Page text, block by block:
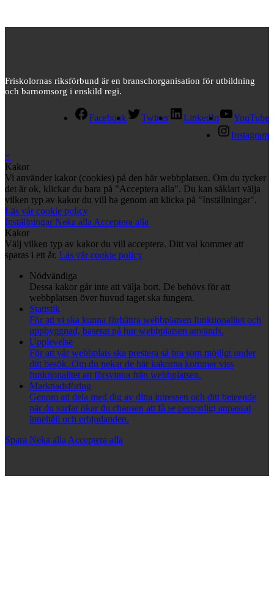
Friskolornas riksförbund är en branschorganisation för utbildning
och barnomsorg i enskild regi.
Facebook Twitter LinkedIn
YouTube
Instagram
×
Kakor
Vi använder kakor (cookies) på den här webbplatsen. Om du tycker
det är ok, klickar du bara på "Acceptera alla". Du kan såklart välja
vilken typ av kakor du vill ha genom att klicka på "Inställningar".
Läs vår cookie policy
InställningarNeka allaAcceptera alla
Kakor
Välj vilken typ av kakor du vill acceptera. Ditt val kommer att
sparas i ett år. Läs vår cookie policy
Nödvändiga
Dessa kakor går inte att välja bort. De behövs för att
webbplatsen över huvud taget ska fungera.
Statistik
För att vi ska kunna förbättra webbplatsen funktionalitet och
uppbyggnad, baserat på hur webbplatsen används.
Upplevelse
För att vår webbplats ska prestera så bra som möjligt under
ditt besök. Om du nekar de här kakorna kommer viss
funktionalitet att försvinna från webbplatsen.
Marknadsföring
Genom att dela med dig av dina intressen och ditt beteende
när du surfar ökar du chansen att få se personligt anpassat
innehåll och erbjudanden.
Spara Neka allaAcceptera alla